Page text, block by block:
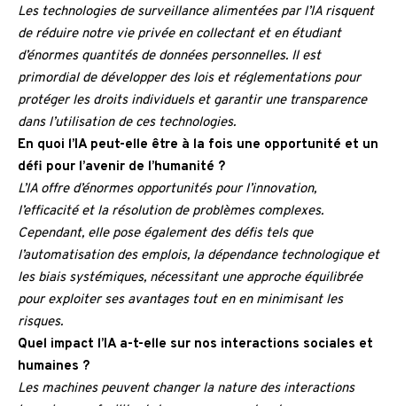
Les technologies de surveillance alimentées par l’IA risquent
de réduire notre vie privée en collectant et en étudiant
d’énormes quantités de données personnelles. Il est
primordial de développer des lois et réglementations pour
protéger les droits individuels et garantir une transparence
dans l’utilisation de ces technologies.
En quoi l’IA peut-elle être à la fois une opportunité et un
défi pour l’avenir de l’humanité ?
L’IA offre d’énormes opportunités pour l’innovation,
l’efficacité et la résolution de problèmes complexes.
Cependant, elle pose également des défis tels que
l’automatisation des emplois, la dépendance technologique et
les biais systémiques, nécessitant une approche équilibrée
pour exploiter ses avantages tout en en minimisant les
risques.
Quel impact l’IA a-t-elle sur nos interactions sociales et
humaines ?
Les machines peuvent changer la nature des interactions